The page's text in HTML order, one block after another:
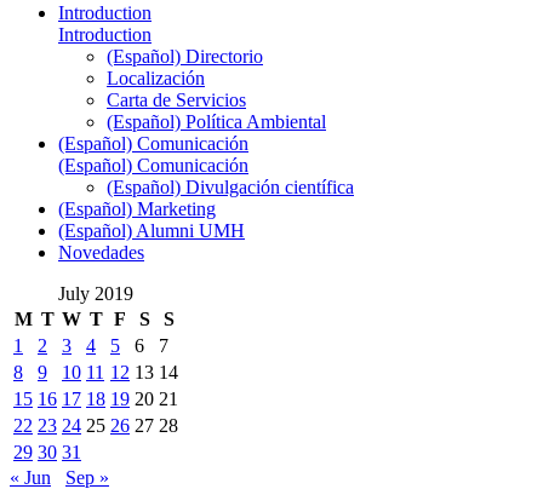
Introduction
Introduction
(Español) Directorio
Localización
Carta de Servicios
(Español) Política Ambiental
(Español) Comunicación
(Español) Comunicación
(Español) Divulgación científica
(Español) Marketing
(Español) Alumni UMH
Novedades
July 2019
M T W T F S
S
1
2 3 4 5 6
7
8
9 10 11 12 13 14
15 16 17 18 19 20 21
22 23 24 25 26 27 28
29 30 31
« Jun
Sep »